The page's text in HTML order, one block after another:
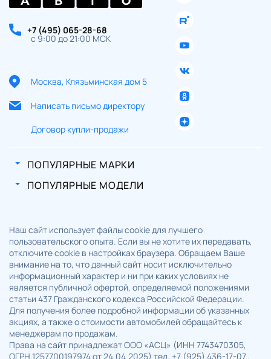
+7 (495) 065-28-68
с 9:00 до 21:00 МСК
Москва, Клязьминская дом 5
Написать письмо директору
Договор купли-продажи
ПОПУЛЯРНЫЕ МАРКИ
ПОПУЛЯРНЫЕ МОДЕЛИ
Наш сайт использует файлы cookie для лучшего
пользовательского опыта. Если вы не хотите их передавать,
отключите cookie в настройках браузера. Обращаем Ваше
внимание на то, что данный сайт носит исключительно
информационный характер и ни при каких условиях не
является публичной офертой, определяемой положениями
статьи 437 Гражданского кодекса Российской Федерации.
Для получения более подробной информации об указанных
акциях, а также о стоимости автомобилей обращайтесь к
менеджерам по продажам.
Права на сайт принадлежат ООО «АСЦ» (ИНН 7743470305,
ОГРН 1257700197974 от 24.04.2025) тел. +7 (925) 436-17-07 ,